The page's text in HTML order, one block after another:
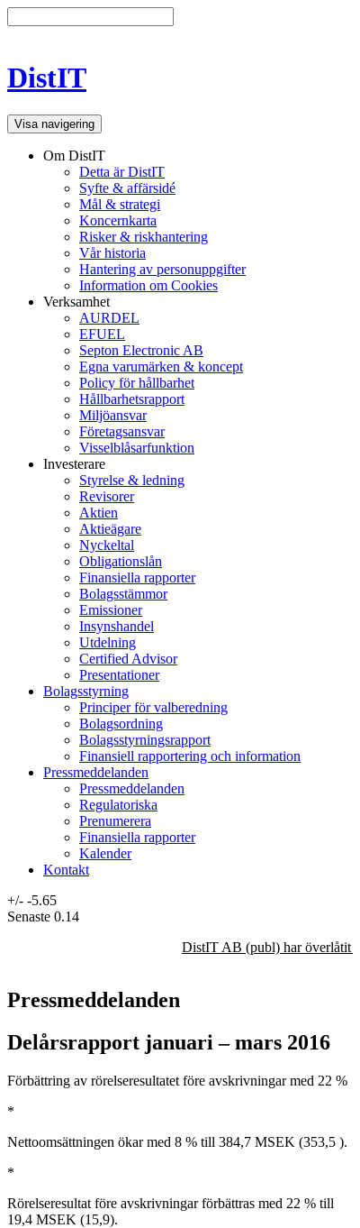
DistIT
Visa navigering
Om DistIT
Detta är DistIT
Syfte & affärsidé
Mål & strategi
Koncernkarta
Risker & riskhantering
Vår historia
Hantering av personuppgifter
Information om Cookies
Verksamhet
AURDEL
EFUEL
Septon Electronic AB
Egna varumärken & koncept
Policy för hållbarhet
Hållbarhetsrapport
Miljöansvar
Företagsansvar
Visselblåsarfunktion
Investerare
Styrelse & ledning
Revisorer
Aktien
Aktieägare
Nyckeltal
Obligationslån
Finansiella rapporter
Bolagsstämmor
Emissioner
Insynshandel
Utdelning
Certified Advisor
Presentationer
Bolagsstyrning
Principer för valberedning
Bolagsordning
Bolagsstyrningsrapport
Finansiell rapportering och information
Pressmeddelanden
Pressmeddelanden
Regulatoriska
Prenumerera
Finansiella rapporter
Kalender
Kontakt
+/- -5.65
Senaste 0.14
DistIT AB (publ) har överlåtit
Pressmeddelanden
Delårsrapport januari – mars 2016
Förbättring av rörelseresultatet före avskrivningar med 22 %
*
Nettoomsättningen ökar med 8 % till 384,7 MSEK (353,5 ).
*
Rörelseresultat före avskrivningar förbättras med 22 % till
19,4 MSEK (15,9).